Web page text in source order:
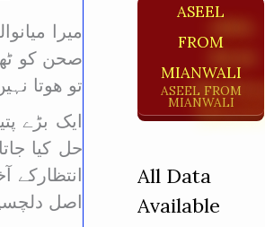
میرا
صحن کو
تو ھوتا
ایک بڑے
حل کیا
اصل
ASEEL
FROM
MIANWALI
ASEEL FROM
MIANWALI
All Data
Available